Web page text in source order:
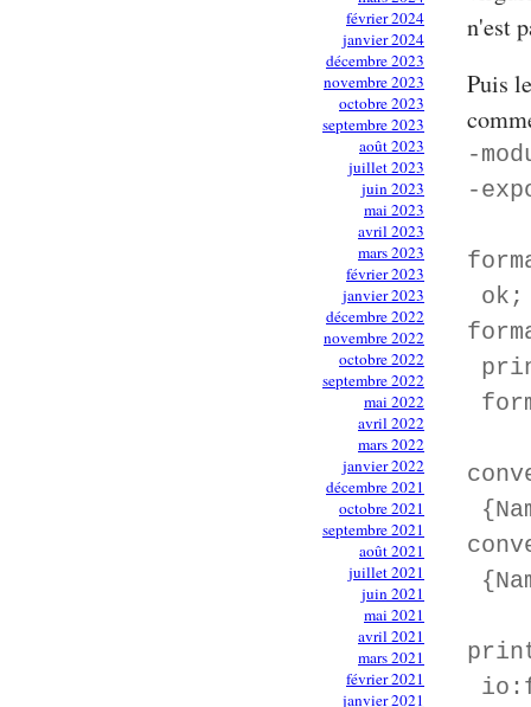
février 2024
janvier 2024
décembre 2023
novembre 2023
octobre 2023
septembre 2023
août 2023
juillet 2023
juin 2023
mai 2023
avril 2023
mars 2023
février 2023
janvier 2023
décembre 2022
novembre 2022
octobre 2022
septembre 2022
mai 2022
avril 2022
mars 2022
janvier 2022
décembre 2021
octobre 2021
septembre 2021
août 2021
juillet 2021
juin 2021
mai 2021
avril 2021
mars 2021
février 2021
janvier 2021
n'est
Puis
-
-
ok;